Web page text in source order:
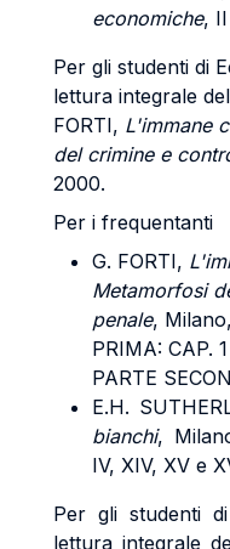
economiche, Il
Per gli studenti di
lettura integrale
FORTI, L'immane
del crimine e
2000.
Per i frequentanti
G. FORTI,
Metamorfosi
penale,
PRIMA: CAP.
PARTE
E.H.
bianchi,
IV, XIV, XV e
Per gli studenti
lettura integrale